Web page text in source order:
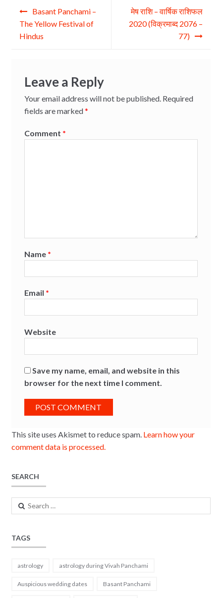
o
o
k
Post
navigation
Basant Panchami –
The Yellow Festival of
Hindus
मेष राशि – वार्षिक राशिफल
2020 (विक्रमाब्द 2076 –
77)
Leave a Reply
Your email address will not be published. Required
fields are marked*
Comment *
Name *
Email *
Website
Save my name, email, and website in this
browser for the next time I comment.
This site uses Akismet to reduce spam. Learn how your
comment data is processed.
SEARCH
Search
for:
TAGS
astrology astrology during Vivah Panchami
Auspicious wedding dates Basant Panchami